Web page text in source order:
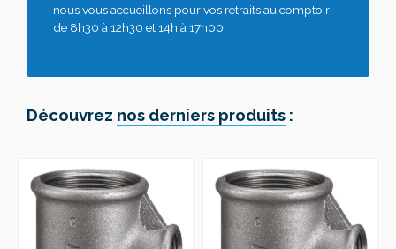
nous vous accueillons pour vos retraits au comptoir
de 8h30 à 12h30 et 14h à 17h00
Découvrez nos derniers produits :